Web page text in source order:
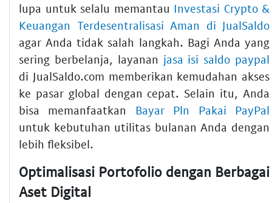
lupa untuk selalu memantau Investasi Crypto &
Keuangan Terdesentralisasi Aman di JualSaldo
agar Anda tidak salah langkah. Bagi Anda yang
sering berbelanja, layanan jasa isi saldo paypal
di JualSaldo.com memberikan kemudahan akses
ke pasar global dengan cepat. Selain itu, Anda
bisa memanfaatkan Bayar Pln Pakai PayPal
untuk kebutuhan utilitas bulanan Anda dengan
lebih fleksibel.
Optimalisasi Portofolio dengan Berbagai
Aset Digital